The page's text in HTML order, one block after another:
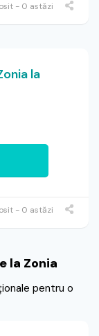
- 0 astăzi
la
- 0 astăzi
la Zonia
pentru o